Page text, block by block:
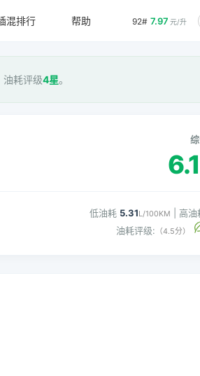
92# 7.97 元/升
混排行 帮助
耗评级4星。
低油耗 5.31L/100KM | 高油
油耗评级: （4.5分）